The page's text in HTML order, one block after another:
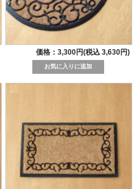
価格：3,300円(税込 3,630円)